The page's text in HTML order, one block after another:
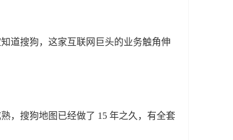
道搜狗，这家互联网巨头的业务触角伸
，搜狗地图已经做了 15 年之久，有全套